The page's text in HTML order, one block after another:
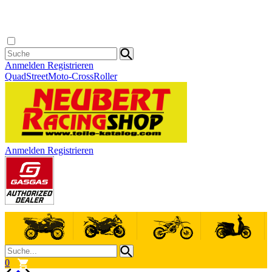
Anmelden Registrieren
QuadStreetMoto-CrossRoller
Anmelden Registrieren
0